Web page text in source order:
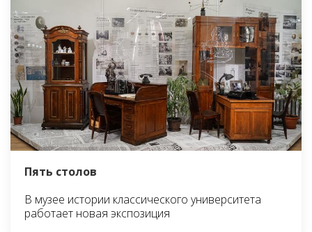
Пять столов
В музее истории классического университета
работает новая экспозиция